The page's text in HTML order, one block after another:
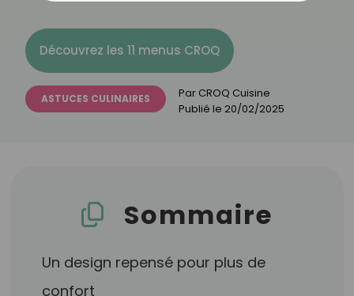
Découvrez les 11 menus CROQ
ASTUCES CULINAIRES Par CROQ Cuisine
Publié le 20/02/2025
Sommaire
Un design repensé pour plus de
confort